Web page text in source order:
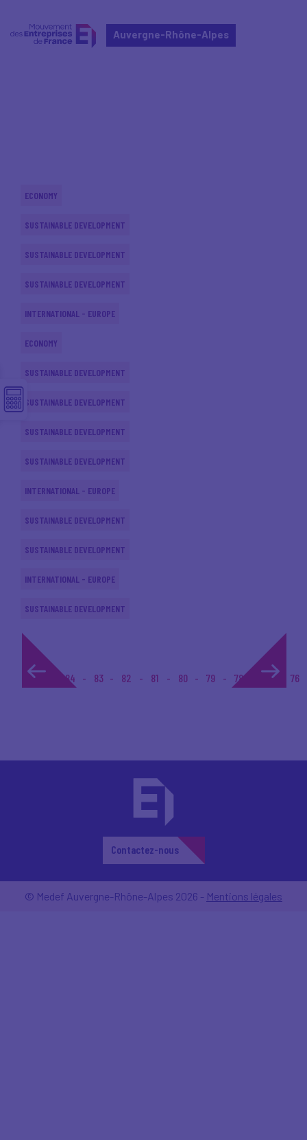
Auvergne-Rhône-Alpes
ECONOMY
SUSTAINABLE DEVELOPMENT
SUSTAINABLE DEVELOPMENT
SUSTAINABLE DEVELOPMENT
INTERNATIONAL - EUROPE
ECONOMY
SUSTAINABLE DEVELOPMENT
SUSTAINABLE DEVELOPMENT
SUSTAINABLE DEVELOPMENT
SUSTAINABLE DEVELOPMENT
INTERNATIONAL - EUROPE
SUSTAINABLE DEVELOPMENT
SUSTAINABLE DEVELOPMENT
INTERNATIONAL - EUROPE
SUSTAINABLE DEVELOPMENT
1... 84 83 82 81 80 79 78 76
Contactez-nous
© Medef Auvergne-Rhône-Alpes 2026 - Mentions légales